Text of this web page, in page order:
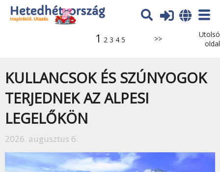
1 2 3 4 5 >>
Utolsó
oldal
KULLANCSOK ÉS SZÚNYOGOK
TERJEDNEK AZ ALPESI
LEGELŐKÖN
2026. augusztus 6.